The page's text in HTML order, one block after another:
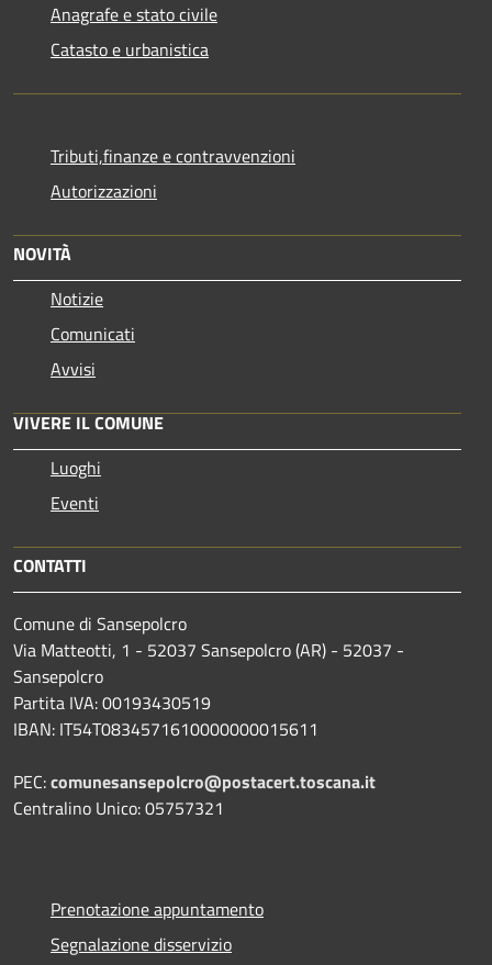
Anagrafe e stato civile
Catasto e urbanistica
Tributi,finanze e contravvenzioni
Autorizzazioni
NOVITÀ
Notizie
Comunicati
Avvisi
VIVERE IL COMUNE
Luoghi
Eventi
CONTATTI
Comune di Sansepolcro
Via Matteotti, 1 - 52037 Sansepolcro (AR) - 52037 -
Sansepolcro
Partita IVA: 00193430519
IBAN: IT54T0834571610000000015611
PEC:comunesansepolcro@postacert.toscana.it
Centralino Unico: 05757321
Prenotazione appuntamento
Segnalazione disservizio